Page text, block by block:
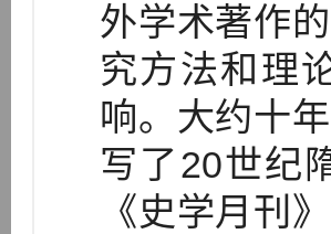
外学术著作
究方法和理
响。大约十
写了20世纪
《史学月刊